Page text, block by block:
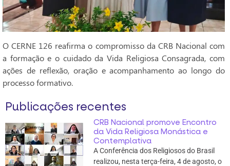
O CERNE 126 reafirma o compromisso da CRB Nacional com
a formação e o cuidado da Vida Religiosa Consagrada, com
ações de reflexão, oração e acompanhamento ao longo do
processo formativo.
Publicações recentes
CRB Nacional promove Encontro
da Vida Religiosa Monástica e
Contemplativa
A Conferência dos Religiosos do Brasil
realizou, nesta terça-feira, 4 de agosto, o